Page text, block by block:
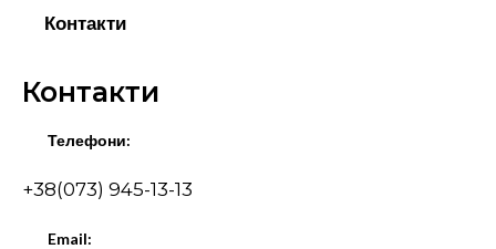
Контакти
Контакти
Телефони:
+38(073) 945-13-13
Email: